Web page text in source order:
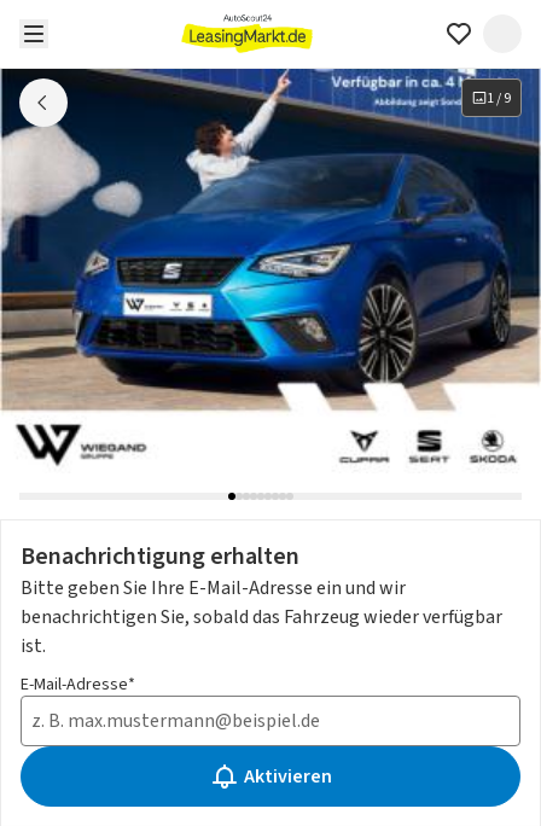
1/9
Benachrichtigung erhalten
Bitte geben Sie Ihre E-Mail-Adresse ein und wir
benachrichtigen Sie, sobald das Fahrzeug wieder verfügbar
ist.
E-Mail-Adresse*
Aktivieren